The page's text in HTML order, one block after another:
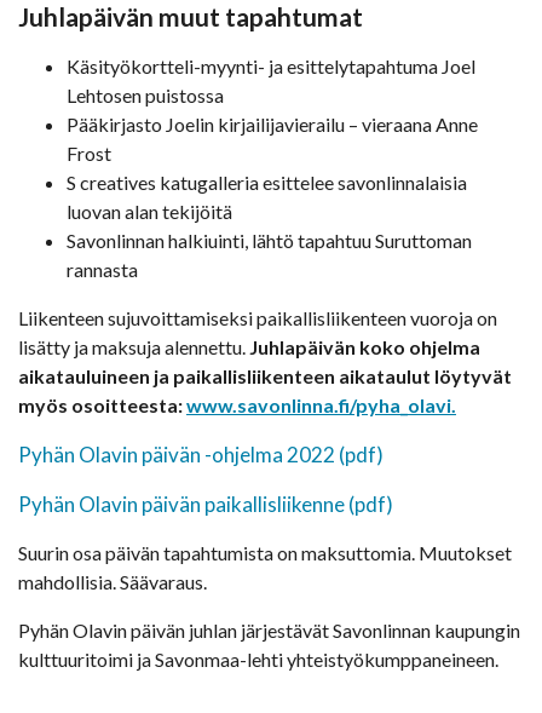
Juhlapäivän muut tapahtumat
Käsityökortteli-myynti- ja esittelytapahtuma Joel
Lehtosen puistossa
Pääkirjasto Joelin kirjailijavierailu – vieraana Anne
Frost
S creatives katugalleria esittelee savonlinnalaisia
luovan alan tekijöitä
Savonlinnan halkiuinti, lähtö tapahtuu Suruttoman
rannasta
Liikenteen sujuvoittamiseksi paikallisliikenteen vuoroja on
lisätty ja maksuja alennettu. Juhlapäivän koko ohjelma
aikatauluineen ja paikallisliikenteen aikataulut löytyvät
myös osoitteesta:www.savonlinna.fi/pyha_olavi.
Pyhän Olavin päivän -ohjelma 2022 (pdf)
Pyhän Olavin päivän paikallisliikenne (pdf)
Suurin osa päivän tapahtumista on maksuttomia. Muutokset
mahdollisia. Säävaraus.
Pyhän Olavin päivän juhlan järjestävät Savonlinnan kaupungin
kulttuuritoimi ja Savonmaa-lehti yhteistyökumppaneineen.